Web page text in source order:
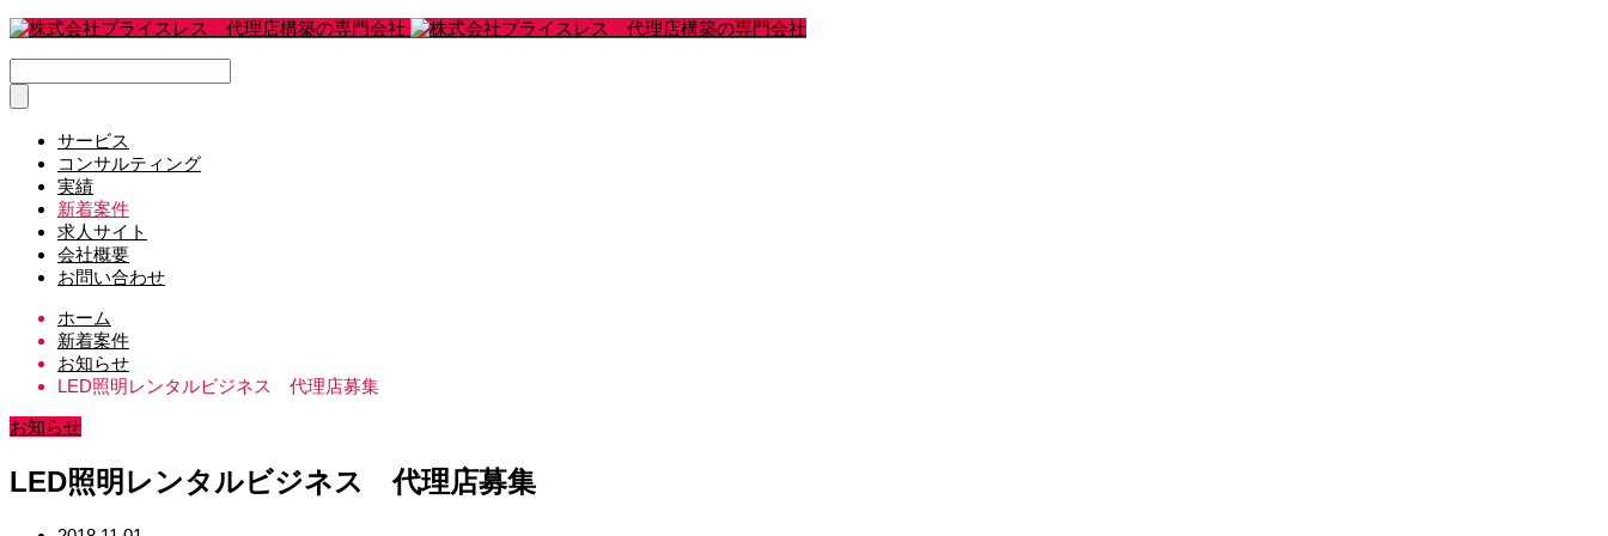
サービス
コンサルティング
実績
新着案件
求人サイト
会社概要
お問い合わせ
ホーム
新着案件
お知らせ
LED照明レンタルビジネス 代理店募集
お知らせ
LED照明レンタルビジネス 代理店募集